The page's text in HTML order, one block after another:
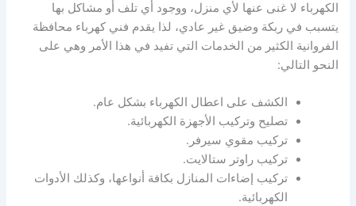
الكهرباء لا غنى عنها لأي منزل، ووجود أي تلف أو مشاكل بها
يتسبب في ربكة وضيق غير عادي، لذا يقدم فني كهرباء محافظة
الفروانية الكثير من الخدمات التي تفيد في هذا الأمر وهي على
النحو التالي:
الكشف على اعطال الكهرباء بشكل عام.
تصليح وتركيب الأجهزة الكهربائية.
تركيب مقوي سيرفر.
تركيب راوتر ستالايت.
تركيب إضاءات المنازل بكافة أنواعها، وكذلك الأدوات
الكهربائية.